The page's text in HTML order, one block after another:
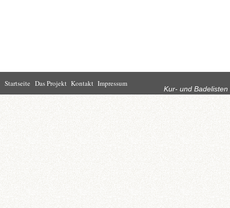
Startseite
Leben in Bad
Homburg
Rathaus
Kultur Wirtschaft
Kur und
Tourismus
Kur- und Badelisten
Startseite Das Projekt Kontakt Impressum